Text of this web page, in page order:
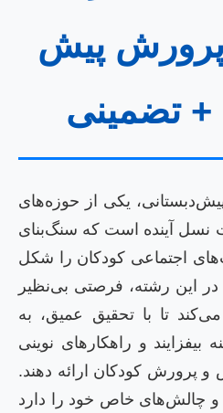
پیش
+ تضمینی
یکی از حوزه‌های
نسل آینده است که سنگ‌بنای
اجتماعی کودکان را شکل
در این رشته، فرصتی بی‌نظیر
تا با تحقیق عمیق، به
و راهکارهای نوینی
و پرورش کودکان ارائه دهند.
و چالش‌های خاص خود را دارد